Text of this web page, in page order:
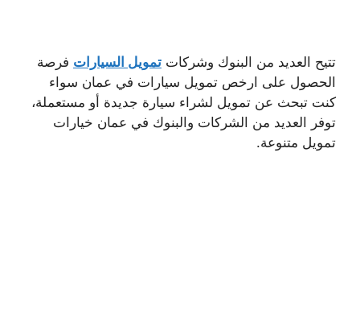
تتيح العديد من البنوك وشركات تمويل السيارات فرصة
الحصول على ارخص تمويل سيارات في عمان سواء
كنت تبحث عن تمويل لشراء سيارة جديدة أو مستعملة،
توفر العديد من الشركات والبنوك في عمان خيارات
تمويل متنوعة.